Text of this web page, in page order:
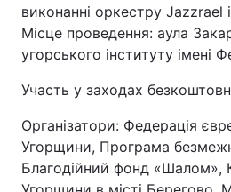
виконанні оркестру Jazzrael
Місце проведення: аула
угорського інституту імені
Участь у заходах
Організатори: Федерація
Угорщини, Програма
Благодійний фонд «Шалом»,